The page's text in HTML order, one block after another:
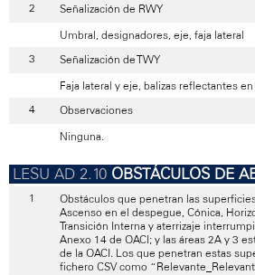
Señalización de RWY
Umbral, designadores, eje, faja lateral
Señalización de TWY
Faja lateral y eje, balizas reflectantes en
Observaciones
Ninguna.
OBSTÁCULOS DE
Obstáculos que penetran las
Ascenso en el despegue, Cónica,
Transición Interna y aterrizaje
Anexo 14 de OACI; y las áreas 2A y 3
de la OACI. Los que penetran estas
fichero CSV como